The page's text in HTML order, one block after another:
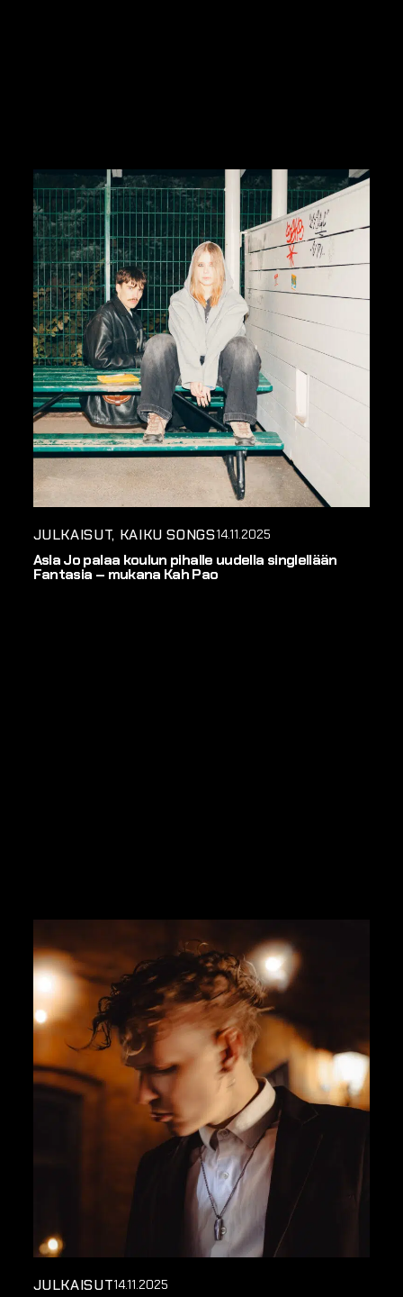
JULKAISUT KAIKU SONGS14.11.2025
Asla Jo palaa koulun pihalle uudella singlellään
Fantasia – mukana Kah Pao
JULKAISUT14.11.2025